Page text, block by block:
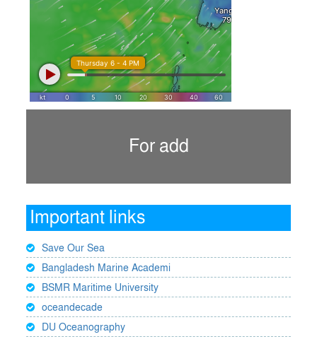
For add
Important links
Save Our Sea
Bangladesh Marine Academi
BSMR Maritime University
oceandecade
DU Oceanography